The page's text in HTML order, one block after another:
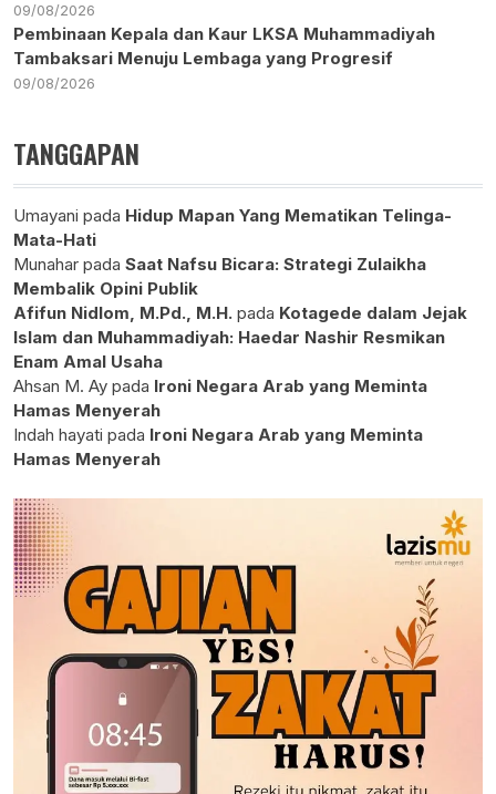
09/08/2026
Pembinaan Kepala dan Kaur LKSA Muhammadiyah
Tambaksari Menuju Lembaga yang Progresif
09/08/2026
TANGGAPAN
Umayani pada Hidup Mapan Yang Mematikan Telinga-
Mata-Hati
Munahar pada Saat Nafsu Bicara: Strategi Zulaikha
Membalik Opini Publik
Afifun Nidlom, M.Pd., M.H. pada Kotagede dalam Jejak
Islam dan Muhammadiyah: Haedar Nashir Resmikan
Enam Amal Usaha
Ahsan M. Ay pada Ironi Negara Arab yang Meminta
Hamas Menyerah
Indah hayati pada Ironi Negara Arab yang Meminta
Hamas Menyerah